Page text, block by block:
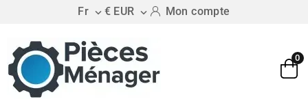
Fr  € EUR  Mon compte
0